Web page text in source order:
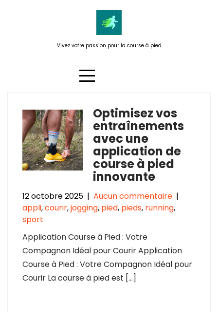
Vivez votre passion pour la course à pied
Catégorie : jogging
Optimisez vos
entraînements
avec une
application de
course à pied
innovante
12 octobre 2025 | Aucun commentaire |
appli,courir,jogging, pied, pieds, running,
sport
Application Course à Pied : Votre
Compagnon Idéal pour Courir Application
Course à Pied : Votre Compagnon Idéal pour
Courir La course à pied est […]